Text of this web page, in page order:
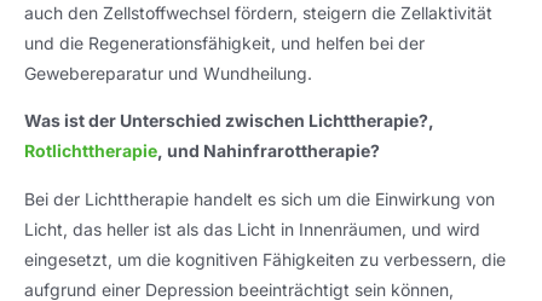
auch den Zellstoffwechsel fördern, steigern die Zellaktivität
und die Regenerationsfähigkeit, und helfen bei der
Gewebereparatur und Wundheilung.
Was ist der Unterschied zwischen Lichttherapie?,
Rotlichttherapie, und Nahinfrarottherapie?
Bei der Lichttherapie handelt es sich um die Einwirkung von
Licht, das heller ist als das Licht in Innenräumen, und wird
eingesetzt, um die kognitiven Fähigkeiten zu verbessern, die
aufgrund einer Depression beeinträchtigt sein können,